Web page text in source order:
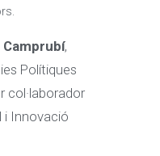
,
Polítiques
col·laborador
i Innovació